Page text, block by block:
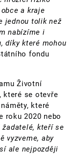
a kraje
jednou tolik než
nabízíme i
díky které mohou
fondu
Životní
které se otevře
které
roku 2020 nebo
žadatelé, kteří se
vyzveme, aby
ale nejpozději